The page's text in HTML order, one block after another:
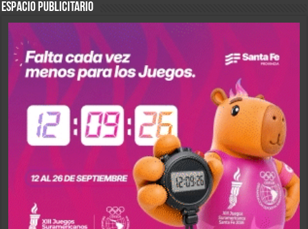
ESPACIO PUBLICITARIO